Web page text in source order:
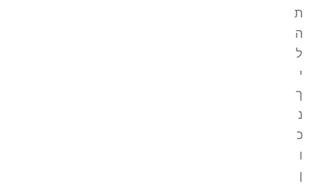
ת
ה
ל
י
ך
נ
כ
ו
ן